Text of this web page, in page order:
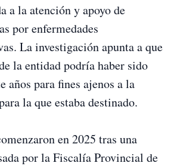
a la atención y apoyo de
por enfermedades
La investigación apunta a que
la entidad podría haber sido
años para fines ajenos a la
la que estaba destinado.
en 2025 tras una
por la Fiscalía Provincial de